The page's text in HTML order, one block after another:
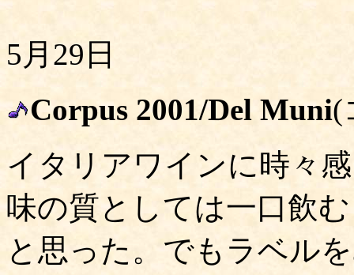
5月29日
Corpus 2001/Del Muni(
イタリアワインに時々
味の質としては一口飲
と思った。でもラベル